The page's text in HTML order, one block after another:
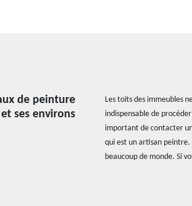
de peinture
ses environs
Les toits des immeubles
indispensable de
important de contacter
qui est un artisan peintre.
beaucoup de monde. Si